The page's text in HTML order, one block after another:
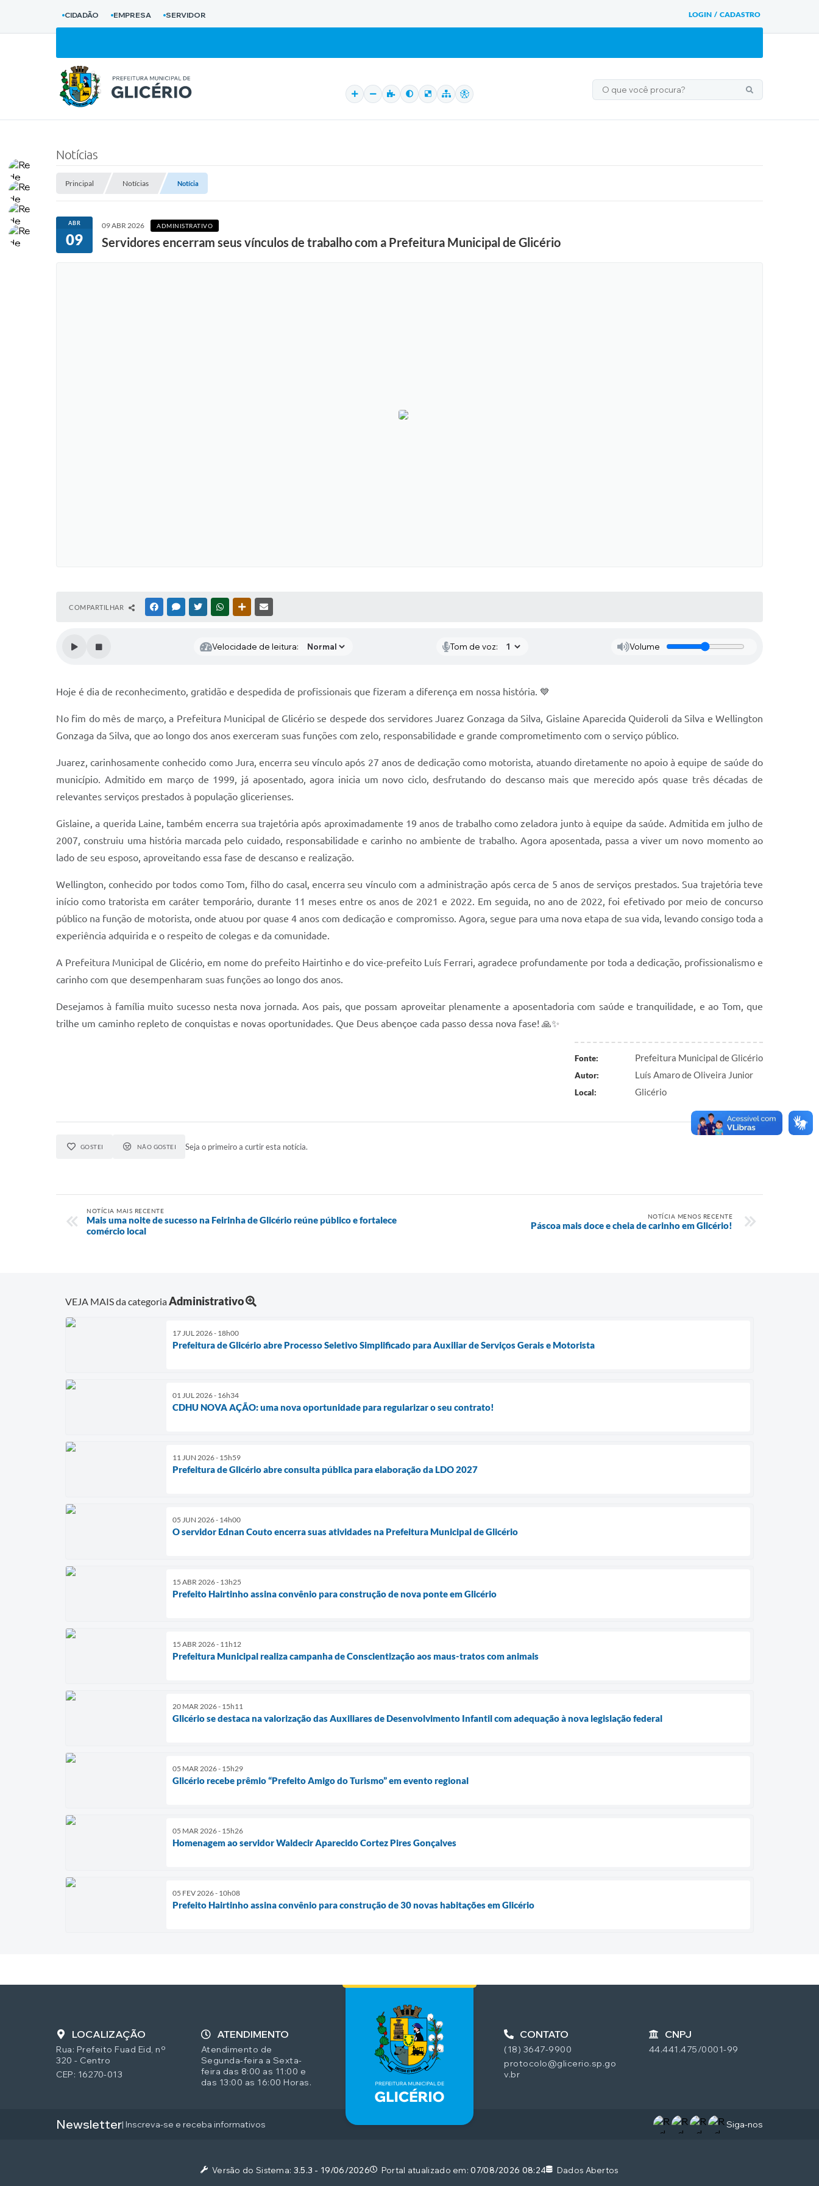
LOGIN / CADASTRO
CIDADÃO EMPRESA SERVIDOR
Notícias
Principal Notícias Notícia
ABR
09
09 ABR 2026 ADMINISTRATIVO
Servidores encerram seus vínculos de trabalho com a Prefeitura Municipal de Glicério
COMPARTILHAR FACEBOOKMESSENGER
TWITTERWHATSAPPOUTRAS MÍDIAS
Velocidade de leitura: Tom de voz: Volume
Hoje é dia de reconhecimento, gratidão e despedida de profissionais que fizeram a diferença em nossa história. 💙
No fim do mês de março, a Prefeitura Municipal de Glicério se despede dos servidores Juarez Gonzaga da Silva, Gislaine Aparecida Quideroli da Silva e Wellington
Gonzaga da Silva, que ao longo dos anos exerceram suas funções com zelo, responsabilidade e grande comprometimento com o serviço público.
Juarez, carinhosamente conhecido como Jura, encerra seu vínculo após 27 anos de dedicação como motorista, atuando diretamente no apoio à equipe de saúde do
município. Admitido em março de 1999, já aposentado, agora inicia um novo ciclo, desfrutando do descanso mais que merecido após quase três décadas de
relevantes serviços prestados à população glicerienses.
Gislaine, a querida Laine, também encerra sua trajetória após aproximadamente 19 anos de trabalho como zeladora junto à equipe da saúde. Admitida em julho de
2007, construiu uma história marcada pelo cuidado, responsabilidade e carinho no ambiente de trabalho. Agora aposentada, passa a viver um novo momento ao
lado de seu esposo, aproveitando essa fase de descanso e realização.
Wellington, conhecido por todos como Tom, filho do casal, encerra seu vínculo com a administração após cerca de 5 anos de serviços prestados. Sua trajetória teve
início como tratorista em caráter temporário, durante 11 meses entre os anos de 2021 e 2022. Em seguida, no ano de 2022, foi efetivado por meio de concurso
público na função de motorista, onde atuou por quase 4 anos com dedicação e compromisso. Agora, segue para uma nova etapa de sua vida, levando consigo toda a
experiência adquirida e o respeito de colegas e da comunidade.
A Prefeitura Municipal de Glicério, em nome do prefeito Hairtinho e do vice-prefeito Luís Ferrari, agradece profundamente por toda a dedicação, profissionalismo e
carinho com que desempenharam suas funções ao longo dos anos.
Desejamos à família muito sucesso nesta nova jornada. Aos pais, que possam aproveitar plenamente a aposentadoria com saúde e tranquilidade, e ao Tom, que
trilhe um caminho repleto de conquistas e novas oportunidades. Que Deus abençoe cada passo dessa nova fase! 🙏✨
Fonte: Prefeitura Municipal de Glicério
Autor: Luís Amaro de Oliveira Junior
Local: Glicério
GOSTEI NÃO GOSTEI Seja o primeiro a curtir esta notícia.
NOTÍCIA MAIS RECENTE
Mais uma noite de sucesso na Feirinha de Glicério reúne público e fortalece
comércio local
NOTÍCIA MENOS RECENTE
Páscoa mais doce e cheia de carinho em Glicério!
VEJA MAIS da categoriaAdministrativo
17 JUL 2026 - 18h00
Prefeitura de Glicério abre Processo Seletivo Simplificado para Auxiliar de Serviços Gerais e Motorista
01 JUL 2026 - 16h34
CDHU NOVA AÇÃO: uma nova oportunidade para regularizar o seu contrato!
11 JUN 2026 - 15h59
Prefeitura de Glicério abre consulta pública para elaboração da LDO 2027
05 JUN 2026 - 14h00
O servidor Ednan Couto encerra suas atividades na Prefeitura Municipal de Glicério
15 ABR 2026 - 13h25
Prefeito Hairtinho assina convênio para construção de nova ponte em Glicério
15 ABR 2026 - 11h12
Prefeitura Municipal realiza campanha de Conscientização aos maus-tratos com animais
20 MAR 2026 - 15h11
Glicério se destaca na valorização das Auxiliares de Desenvolvimento Infantil com adequação à nova legislação federal
05 MAR 2026 - 15h29
Glicério recebe prêmio “Prefeito Amigo do Turismo” em evento regional
05 MAR 2026 - 15h26
Homenagem ao servidor Waldecir Aparecido Cortez Pires Gonçalves
05 FEV 2026 - 10h08
Prefeito Hairtinho assina convênio para construção de 30 novas habitações em Glicério
Siga-nos
LOCALIZAÇÃO
Rua: Prefeito Fuad Eid, nº
320 - Centro
CEP: 16270-013
CONTATO
(18) 3647-9900
protocolo@glicerio.sp.go
v.br
ATENDIMENTO
Atendimento de
Segunda-feira a Sexta-
feira das 8:00 as 11:00 e
das 13:00 as 16:00 Horas.
CNPJ
44.441.475/0001-99
Newsletter| Inscreva-se e receba informativos
Versão do Sistema: 3.5.3 - 19/06/2026 Portal atualizado em:07/08/2026 08:24 Dados Abertos